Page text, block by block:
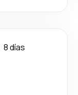
8 días